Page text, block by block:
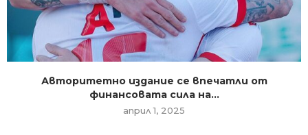
Авторитетно издание се впечатли от
финансовата сила на...
април 1, 2025